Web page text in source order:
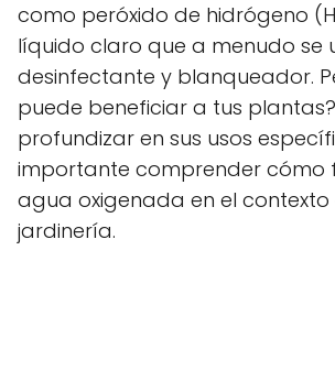
como peróxido de hidrógeno
líquido claro que a menudo se
desinfectante y blanqueador.
puede beneficiar a tus
profundizar en sus usos
importante comprender cómo
agua oxigenada en el contexto
jardinería.